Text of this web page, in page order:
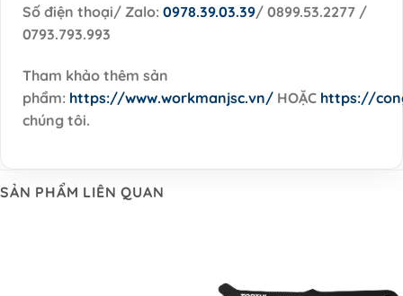
Số điện thoại/ Zalo: 0978.39.03.39/ 0899.53.2277 /
0793.793.993
Tham khảo thêm sản
phẩm: https://www.workmanjsc.vn/ HOẶC https://
chúng tôi.
SẢN PHẨM LIÊN QUAN